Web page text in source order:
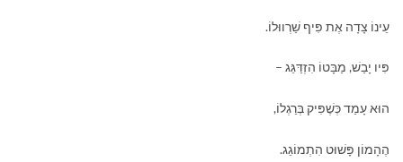
עֵינוֹ צָדָה אֶת פִּיף שַׁרְווּלוֹ.
פִּיו יָבַשׁ, מַבָּטוֹ הִזְדַּגֵּג –
הוּא עָמַד כְּשֶׁפִּיק בְּרַגְלוֹ,
הֶהָמוֹן פָּשׁוּט הִתְמוֹגֵג.